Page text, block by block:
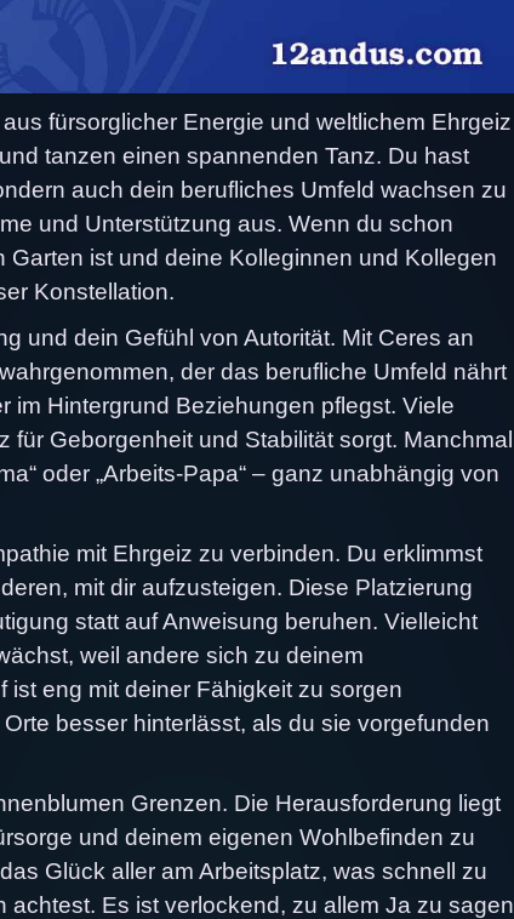
fürsorglicher Energie und weltlichem Ehrgeiz
tanzen einen spannenden Tanz. Du hast
auch dein berufliches Umfeld wachsen zu
und Unterstützung aus. Wenn du schon
ist und deine Kolleginnen und Kollegen
Konstellation.
und dein Gefühl von Autorität. Mit Ceres an
der das berufliche Umfeld nährt
im Hintergrund Beziehungen pflegst. Viele
Geborgenheit und Stabilität sorgt. Manchmal
oder „Arbeits-Papa“ – ganz unabhängig von
mit Ehrgeiz zu verbinden. Du erklimmst
mit dir aufzusteigen. Diese Platzierung
statt auf Anweisung beruhen. Vielleicht
weil andere sich zu deinem
eng mit deiner Fähigkeit zu sorgen
besser hinterlässt, als du sie vorgefunden
Grenzen. Die Herausforderung liegt
und deinem eigenen Wohlbefinden zu
Glück aller am Arbeitsplatz, was schnell zu
Es ist verlockend, zu allem Ja zu sagen